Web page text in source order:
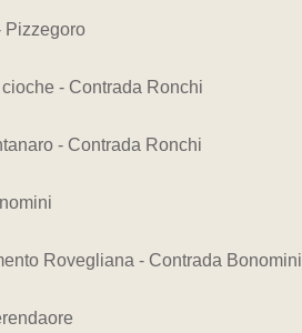
Pizzegoro
- Contrada Ronchi
- Contrada Ronchi
Rovegliana - Contrada Bonomini